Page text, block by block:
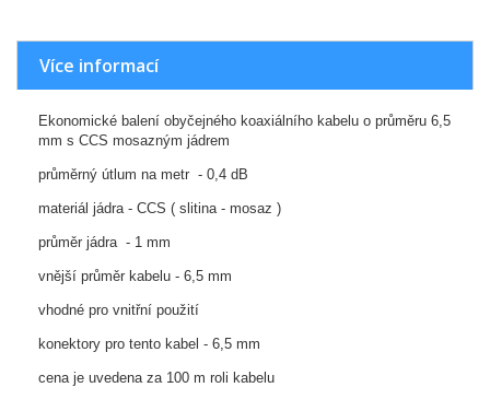
Více informací
Ekonomické balení obyčejného koaxiálního kabelu o průměru 6,5
mm s CCS mosazným jádrem
průměrný útlum na metr - 0,4 dB
materiál jádra - CCS ( slitina - mosaz )
průměr jádra - 1 mm
vnější průměr kabelu - 6,5 mm
vhodné pro vnitřní použití
konektory pro tento kabel - 6,5 mm
cena je uvedena za 100 m roli kabelu